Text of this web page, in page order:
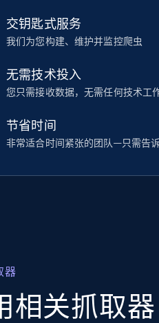
交钥匙式服务
我们为您构建、维护并监控爬虫
无需技术投入
您只需接收数据，无需任何技术工
节省时间
非常适合时间紧张的团队—只需告
器
相关抓取器